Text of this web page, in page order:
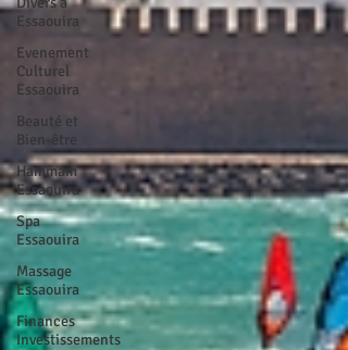
Essaouira
Evenement
Culturel
Essaouira
Beauté et
Bien-être
Hammam
Essaouira
Spa
Essaouira
Massage
Essaouira
Finances
Investissements